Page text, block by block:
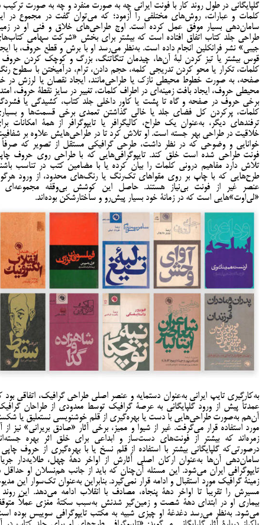
گلپایگانی در طول روند کار با فونت ایرانی چه به صورت منفرد و چه به صورت ترکیب
کلمات و عبارات، روش‌های مختلفی را آزمود؛ که می‌توان گفت در مجموع در
سامان‌دهی بسیار موفق عمل کرده است. اوج طراحی‌های خلاق و فنی او در
طراحی جلد کتاب اتفاق افتاده است که بیشتر برای بخش «شرکت سهامی
جیبی» نشر فرانکلین انجام داده است. به‌نظر می‌رسد او با برش و قطع حروف، با
قوس بیشتر یا تیز کردن لبۀ آن‌ها، چیدمان تنگاتنگ، بزرگ و کوچک کردن حروف
کلمات، تکرار یا محو کردن تدریجی کلمه، حجم دادن، ترام، درآمیختن با سطوح
صفحه، به صورت خطوط محیطی نازک یا طراحی‌مانند، ایجاد نقصان یا لرزش در
محیطی حروف، ایجاد بافت زمینه‌ای در اطراف کلمات، تغییر در سایز نقطۀ حروف،
برخی حروف در صفحه و گاه تا پشت یا کاور داخلی جلد کتاب، کشیدگی یا
کلمات، پرکردن کل فضای جلد یا خالی گذاشتن تعمدی برخی قسمت‌ها و
ترفندهای دیگر، به‌عنوان یک طراح، کالیگرافر یا تایپوگرافر از همۀ امکانات
خلاقیت در طراحی بهر جسته است. او تلاش کرد تا در طراحی‌هایش علاوه بر
خوانایی و وضوحی که در نظر داشت، طرحی گرافیکی مستقل از تصویر که صرفاً
فونت طراحی شده است خلق کند. تایپوگرافی‌هایی که با طراحی روی حروف
تلاش دارد مفاهیم درونی کلمات را بیان کرده یا با مضامین کتب در تناسب
طرح‌هایی که با چاپ بر روی مقواهای تک‌رنگ یا رنگ‌های محدود، از ورود
عنصر غیر از فونت بی‌نیاز هستند. حاصل این کوشش بی‌وقفه مجموعه‌ای
«لی‌اوت»‌هایی است که در زمانۀ خود بسیار پیش‌رو و ساختارشکن بوده‌اند.
به‌کارگیری تایپ ایرانی به‌عنوان دستمایه و عنصر اصلی طراحی گرافیک، اتفاقی بود
عمدتاً پیش از ورود گلپایگانی به عرصۀ گرافیک توسط معدودی از طراحان
آن‌‌هم به‌صورت طراحی‌هایی با دست یا بهره‌گیری از قلم خوشنویسی نستعلیق یا
مورد استفاده قرار می‌گرفت. غیر از شیوا و ممیز، برخی آثار «صادق بریرانی» نیز از
زمره‌اند که بیشتر از فونت‌های دست‌ساز و ابداعی برای خلق اثر بهره
درصورتی‌که گلپایگانی بیشتر با استفاده از قلم نسخ یا با بهره‌گیری از حروف
سامان‌دهی آن‌ها به‌عنوان ارکان اصلی آثارش از اواخر دهۀ چهل، طلایه‌دار
تایپوگرافی ایران می‌شود. این مسئله آن‌چنان‌ که باید از جانب هم‌نسلان او حداقل
زمینۀ گرافیک مورد استقبال و ادامه قرار نمی‌گیرد. بنابراین به‌عنوان تک‌سوار این
مسیرش را تقریباً تا اواخر دهۀ پنجاه، مصادف با انقلاب ادامه می‌دهد. این روند
بیماری او در ابتدای دهۀ شصت و زمین‌گیر شدنش به‌سبب سکتۀ مغزی عملاً
می‌شود. به‌نظر می‌رسد دغدغۀ او چیزی شبیه به مکتب تایپوگرافی سوییس بوده